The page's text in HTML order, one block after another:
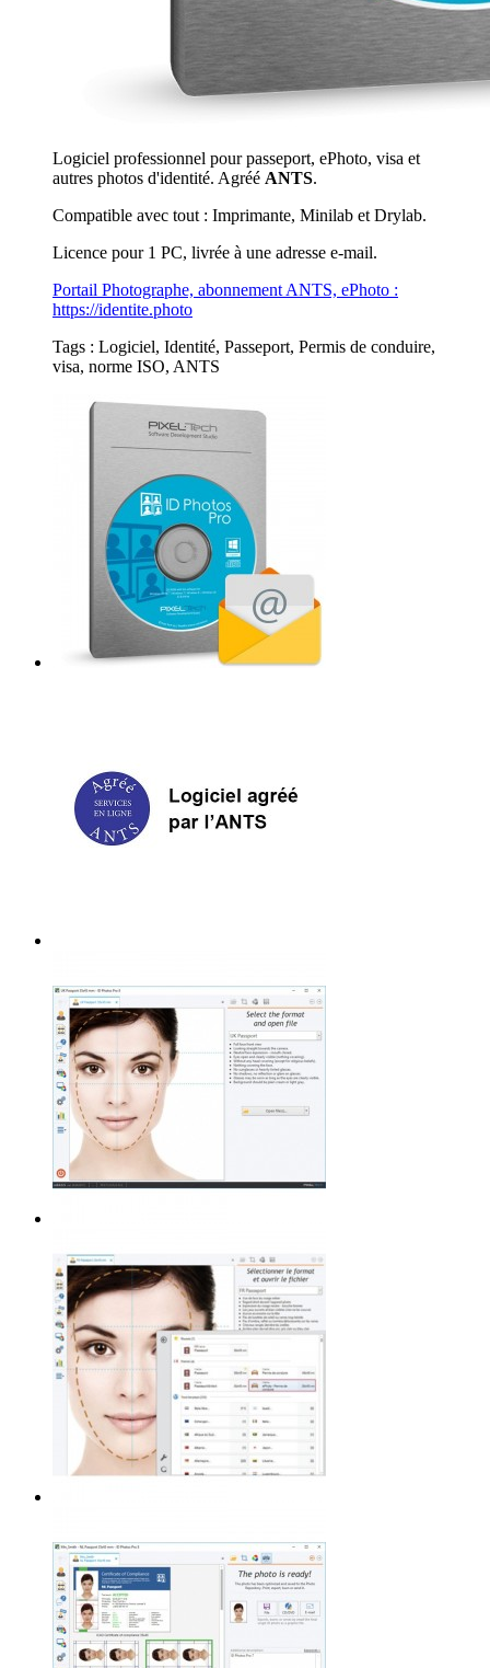
Logiciel professionnel pour passeport, ePhoto, visa et
autres photos d'identité. Agréé ANTS.
Compatible avec tout : Imprimante, Minilab et Drylab.
Licence pour 1 PC, livrée à une adresse e-mail.
Portail Photographe, abonnement ANTS, ePhoto :
https://identite.photo
Tags : Logiciel, Identité, Passeport, Permis de conduire,
visa, norme ISO, ANTS